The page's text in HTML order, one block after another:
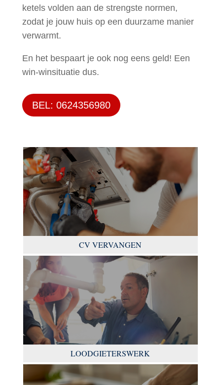
ketels volden aan de strengste normen,
zodat je jouw huis op een duurzame manier
verwarmt.
En het bespaart je ook nog eens geld! Een
win-winsituatie dus.
BEL: 0624356980
CV VERVANGEN
LOODGIETERSWERK